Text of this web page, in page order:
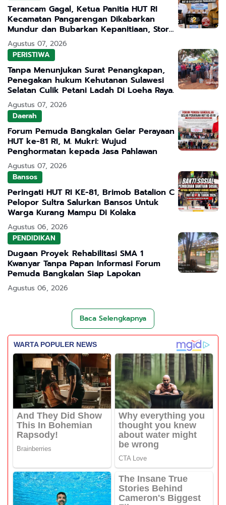
Terancam Gagal, Ketua Panitia HUT RI
Kecamatan Pangarengan Dikabarkan
Mundur dan Bubarkan Kepanitiaan, Story
WhatsApp ASN Jadi Sorotan
Agustus 07, 2026
PERISTIWA
Tanpa Menunjukan Surat Penangkapan,
Penegakan hukum Kehutanan Sulawesi
Selatan Culik Petani Ladah Di Loeha Raya.
Agustus 07, 2026
Daerah
Forum Pemuda Bangkalan Gelar Perayaan
HUT ke-81 RI, M. Mukri: Wujud
Penghormatan kepada Jasa Pahlawan
Agustus 07, 2026
Bansos
Peringati HUT RI KE-81, Brimob Batalion C
Pelopor Sultra Salurkan Bansos Untuk
Warga Kurang Mampu Di Kolaka
Agustus 06, 2026
PENDIDIKAN
Dugaan Proyek Rehabilitasi SMA 1
Kwanyar Tanpa Papan Informasi Forum
Pemuda Bangkalan Siap Lapokan
Agustus 06, 2026
Baca Selengkapnya